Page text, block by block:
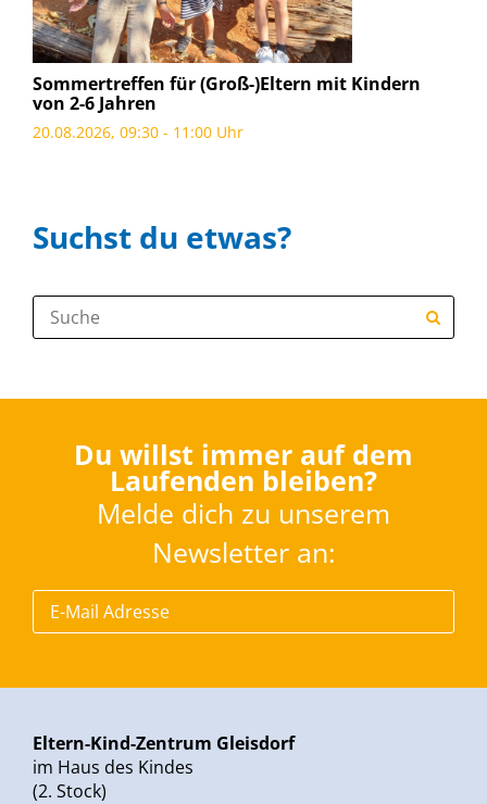
Sommertreffen für (Groß-)Eltern mit Kindern
von 2-6 Jahren
20.08.2026, 09:30 - 11:00 Uhr
Suchst du etwas?
Suche:
Du willst immer auf dem
Laufenden bleiben?
Melde dich zu unserem
Newsletter an:
Eltern-Kind-Zentrum Gleisdorf
im Haus des Kindes
(2. Stock)